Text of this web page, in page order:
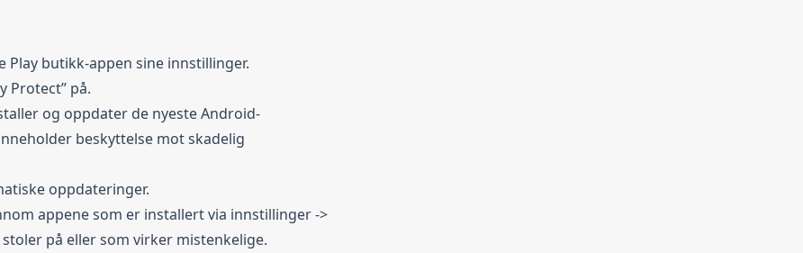
Play butikk-appen sine innstillinger.
Protect’’ på.
og oppdater de nyeste Android-
beskyttelse mot skadelig
oppdateringer.
appene som er installert via innstillinger ->
på eller som virker mistenkelige.